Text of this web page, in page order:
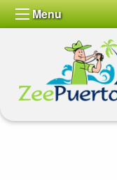
Menu